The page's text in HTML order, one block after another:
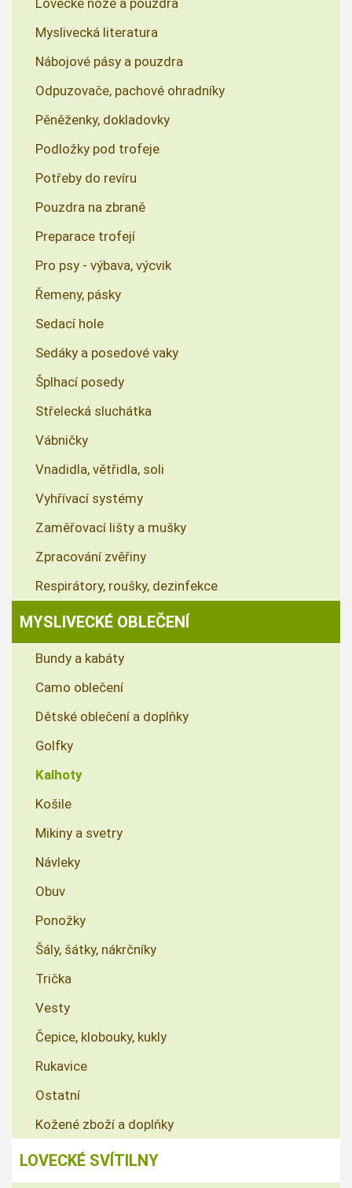
Lovecké nože a pouzdra
Myslivecká literatura
Nábojové pásy a pouzdra
Odpuzovače, pachové ohradníky
Pěněženky, dokladovky
Podložky pod trofeje
Potřeby do revíru
Pouzdra na zbraně
Preparace trofejí
Pro psy - výbava, výcvik
Řemeny, pásky
Sedací hole
Sedáky a posedové vaky
Šplhací posedy
Střelecká sluchátka
Vábničky
Vnadidla, větřidla, soli
Vyhřívací systémy
Zaměřovací lišty a mušky
Zpracování zvěřiny
Respirátory, roušky, dezinfekce
MYSLIVECKÉ OBLEČENÍ
Bundy a kabáty
Camo oblečení
Dětské oblečení a doplňky
Golfky
Kalhoty
Košile
Mikiny a svetry
Návleky
Obuv
Ponožky
Šály, šátky, nákrčníky
Trička
Vesty
Čepice, klobouky, kukly
Rukavice
Ostatní
Kožené zboží a doplňky
LOVECKÉ SVÍTILNY